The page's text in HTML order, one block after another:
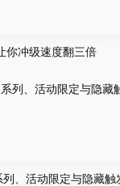
你冲级速度翻三倍
、活动限定与隐藏触